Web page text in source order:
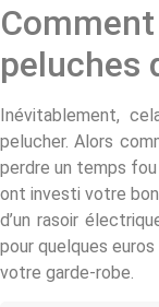
peluches
Inévitablement,
pelucher. Alors
perdre un temps
ont investi votre
d’un rasoir
pour quelques
votre garde-robe.